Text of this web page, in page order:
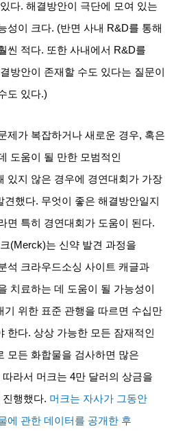
다.해결방안이 극단에 모여 있는
성이 크다. (반면 사내 R&D를 통해
씬 적다. 또한 사내에서 R&D를
방안이 존재할 수도 있다는 질문이
도 있다.)
제가 복잡하거나 새로운 경우, 혹은
도움이 될 만한 모범적인
있지 않은 경우에 경연대회가 가장
견했다. 무엇이 좋은 해결방안일지
면 특히 경연대회가 도움이 된다.
(Merck)는 신약 발견 과정을
석 크라우드소싱 사이트 캐글과
치료하는 데 도움이 될 가능성이
기 위한 표준 관행을 따르면 수십만
한다.상상 가능한 모든 잠재적인
모든 화합물을 검사하면 많은
따라서 머크는 4만 달러의 상금을
진행했다. 머크는 자사가 그동안
에 관한 데이터를 공개한 후